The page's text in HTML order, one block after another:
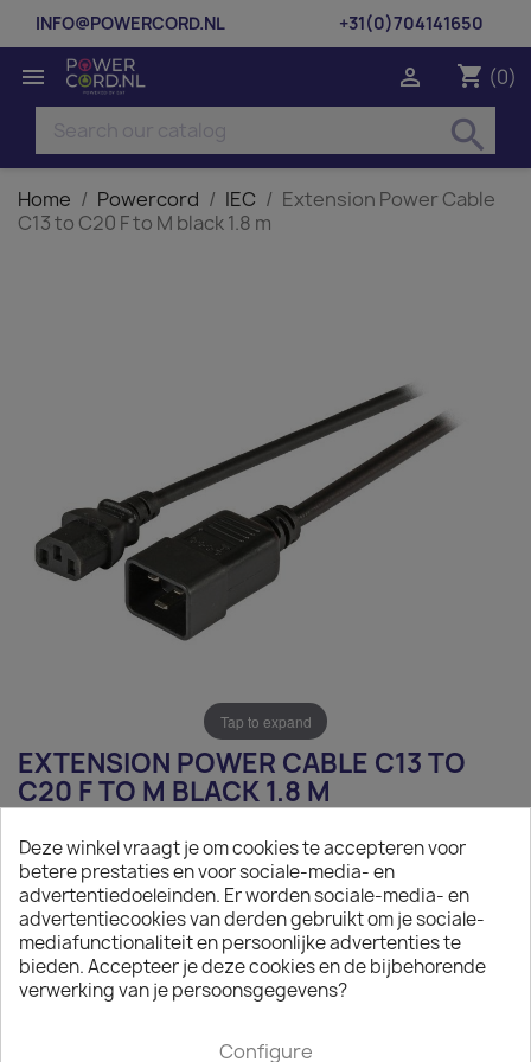
INFO@POWERCORD.NL +31(0)704141650
 shopping_cart (0)

search
Home Powercord IEC
Extension Power Cable
C13 to C20 F to M black 1.8 m
Tap to expand
EXTENSION POWER CABLE C13 TO
C20 F TO M BLACK 1.8 M
€5.12
Tax excluded
Extension Power Cable C13 to C20 F to M black 1.8 m
On request
The minimum purchase order quantity for the product is
Deze winkel vraagt je om cookies te accepteren voor
betere prestaties en voor sociale-media- en
advertentiedoeleinden. Er worden sociale-media- en
advertentiecookies van derden gebruikt om je sociale-
mediafunctionaliteit en persoonlijke advertenties te
bieden. Accepteer je deze cookies en de bijbehorende
verwerking van je persoonsgegevens?
Configure